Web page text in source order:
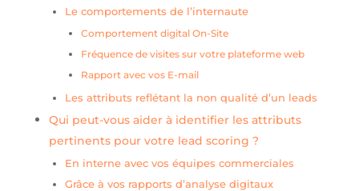
Le comportements de l’internaute
Comportement digital On-Site
Fréquence de visites sur votre plateforme web
Rapport avec vos E-mail
Les attributs reflétant la non qualité d’un leads
Qui peut-vous aider à identifier les attributs
pertinents pour votre lead scoring ?
En interne avec vos équipes commerciales
Grâce à vos rapports d’analyse digitaux